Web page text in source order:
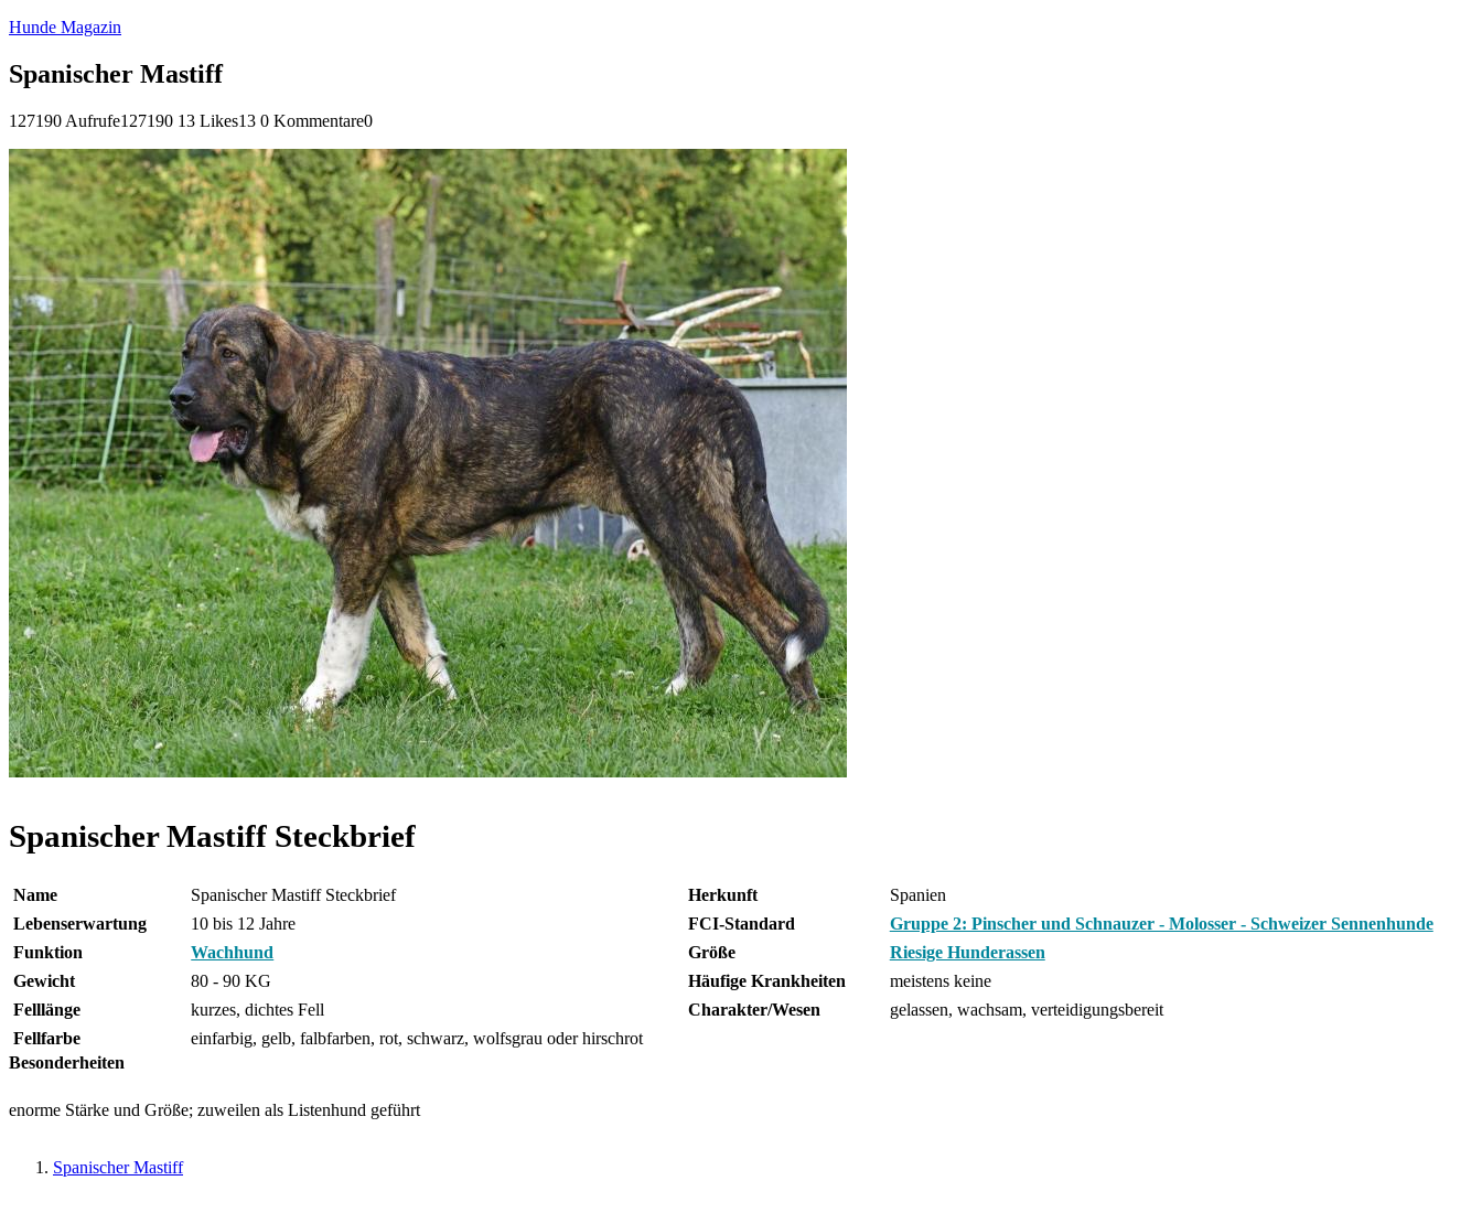
Hunde Magazin
Spanischer Mastiff
127190 Aufrufe127190 13 Likes13 0 Kommentare0
Spanischer Mastiff Steckbrief
Name Spanischer Mastiff Steckbrief Herkunft
Spanien
Lebenserwartung
10 bis 12 Jahre FCI-Standard
Gruppe 2: Pinscher und Schnauzer - Molosser - Schweizer Sennenhunde
Funktion
Wachhund Größe
Riesige Hunderassen
Gewicht
80 - 90 KG Häufige Krankheiten
meistens keine
Felllänge
kurzes, dichtes Fell Charakter/Wesen
gelassen, wachsam, verteidigungsbereit
Fellfarbe
einfarbig, gelb, falbfarben, rot, schwarz, wolfsgrau oder hirschrot
Besonderheiten
enorme Stärke und Größe; zuweilen als Listenhund geführt
Spanischer Mastiff